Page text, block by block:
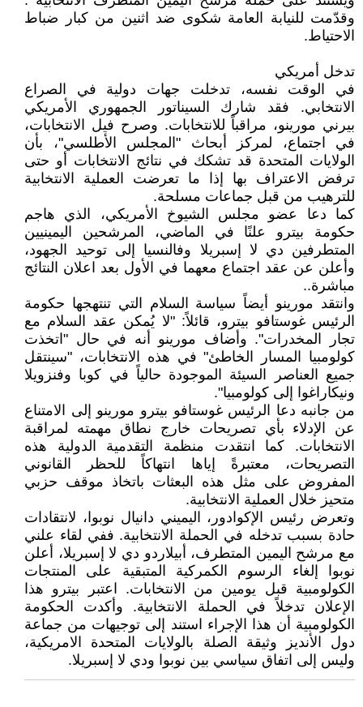
وقدّمت للنيابة العامة شكوى ضد اثنين من كبار ضباط
الاحتياط.
تدخل أمريكي
في الوقت نفسه، تدخلت جهات دولية في الصراع
الانتخابي. فقد شارك السيناتور الجمهوري الأمريكي
بيرني مورينو، مراقباً للانتخابات. وصرح فيل الانتخابات،
في اجتماع، لمركز أبحاث "المجلس الأطلسي"، بأن
الولايات المتحدة قد تشكك في نتائج الانتخابات أو حتى
ترفض الاعتراف بها إذا ما تعرضت العملية الانتخابية
للترهيب من قبل جماعات مسلحة.
كما دعا عضو مجلس الشيوخ الأمريكي، الذي هاجم
حكومة بيترو علنًا في الماضي، المرشحين اليمينيين
المتطرفين دي لا إسبريلا وفالنسيا إلى توحيد الجهود،
وأعلن عن عقد اجتماع معهما في الأول بعد اعلان النتائج
مباشرة..
وانتقد مورينو أيضاً سياسة السلام التي تنتهجها حكومة
الرئيس غوستافو بيترو، قائلاً: "لا يُمكن عقد السلام مع
تجار المخدرات". وأضاف مورينو أنه في حال "اتخذت
كولومبيا المسار الخاطئ" في هذه الانتخابات، "سينتقل
جميع العناصر السيئة الموجودة حالياً في كوبا وفنزويلا
ونيكاراغوا إلى كولومبيا".
من جانبه دعا الرئيس غوستافو بيترو مورينو إلى الامتناع
عن الإدلاء بأي تصريحات خارج نطاق مهمته لمراقبة
الانتخابات. كما انتقدت منظمة التقدمية الدولية هذه
التصريحات، معتبرةً إياها انتهاكاً للحظر القانوني
المفروض على مثل هذه البعثات باتخاذ موقف حزبي
متحيز خلال العملية الانتخابية.
وتعرض رئيس الإكوادور، اليميني دانيال نوبوا، لانتقادات
حادة بسبب تدخله في الحملة الانتخابية. ففي لقاء علني
مع مرشح اليمين المتطرف، أبيلاردو دي لا إسبريلا، أعلن
نوبوا إلغاء الرسوم الكمركية المتبقية على المنتجات
الكولومبية قبل يومين من الانتخابات. اعتبر بيترو هذا
الإعلان تدخلاً في الحملة الانتخابية. وأكدت الحكومة
الكولومبية أن هذا الإجراء استند إلى توجيهات من جماعة
دول الأنديز وثيقة الصلة بالولايات المتحدة الامريكية،
وليس إلى اتفاق سياسي بين نوبوا ودي لا إسبريلا.